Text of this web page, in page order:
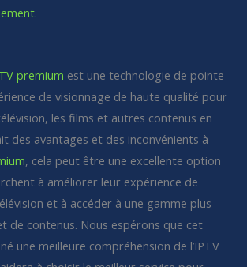
.
premium est une technologie de pointe
de visionnage de haute qualité pour
les films et autres contenus en
des avantages et des inconvénients à
, cela peut être une excellente option
à améliorer leur expérience de
et à accéder à une gamme plus
de contenus. Nous espérons que cet
une meilleure compréhension de l’IPTV